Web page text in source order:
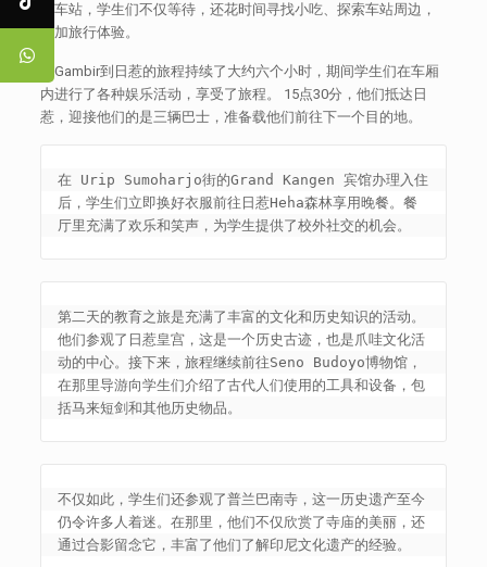
在车站，学生们不仅等待，还花时间寻找小吃、探索车站周边，
增加旅行体验。
从Gambir到日惹的旅程持续了大约六个小时，期间学生们在车厢
内进行了各种娱乐活动，享受了旅程。 15点30分，他们抵达日
惹，迎接他们的是三辆巴士，准备载他们前往下一个目的地。
在 Urip Sumoharjo街的Grand Kangen 宾馆办理入住
后，学生们立即换好衣服前往日惹Heha森林享用晚餐。餐
厅里充满了欢乐和笑声，为学生提供了校外社交的机会。
第二天的教育之旅是充满了丰富的文化和历史知识的活动。
他们参观了日惹皇宫，这是一个历史古迹，也是爪哇文化活
动的中心。接下来，旅程继续前往Seno Budoyo博物馆，
在那里导游向学生们介绍了古代人们使用的工具和设备，包
括马来短剑和其他历史物品。
不仅如此，学生们还参观了普兰巴南寺，这一历史遗产至今
仍令许多人着迷。在那里，他们不仅欣赏了寺庙的美丽，还
通过合影留念它，丰富了他们了解印尼文化遗产的经验。